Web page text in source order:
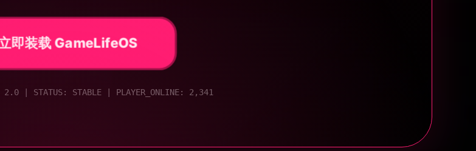
KEVIN.HO
即装载 GameLifeOS
2.0 | STATUS: STABLE | PLAYER_ONLINE: 2,341